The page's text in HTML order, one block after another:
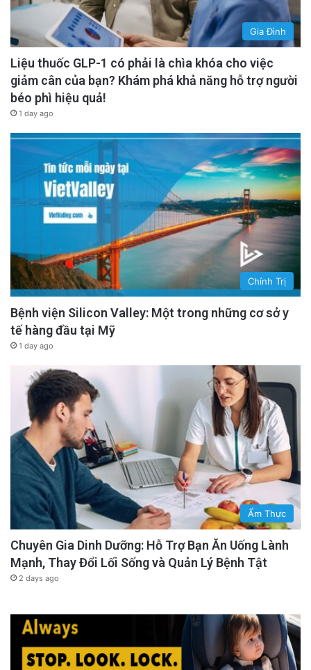
Gia Đình
Liệu thuốc GLP-1 có phải là chìa khóa cho việc
giảm cân của bạn? Khám phá khả năng hỗ trợ người
béo phì hiệu quả!
1 day ago
Chính Trị
Bệnh viện Silicon Valley: Một trong những cơ sở y
tế hàng đầu tại Mỹ
1 day ago
Ẩm Thực
Chuyên Gia Dinh Dưỡng: Hỗ Trợ Bạn Ăn Uống Lành
Mạnh, Thay Đổi Lối Sống và Quản Lý Bệnh Tật
2 days ago